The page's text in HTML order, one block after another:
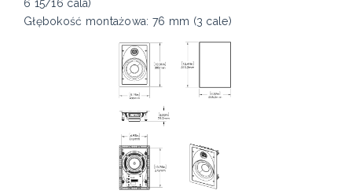
6 15/16 cala)
Głębokość montażowa: 76 mm (3 cale)